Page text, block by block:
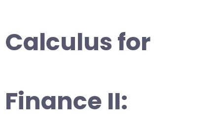
Calculus for
Finance II: